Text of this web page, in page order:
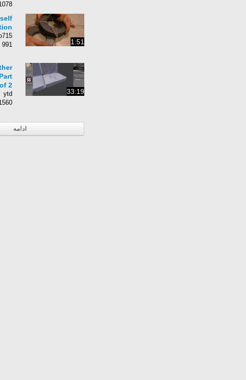
1078
1:51
991 مشاهده
33:19
2
ytd
1560
ادامه